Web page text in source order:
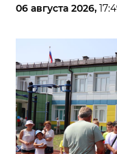
06 августа 2026,